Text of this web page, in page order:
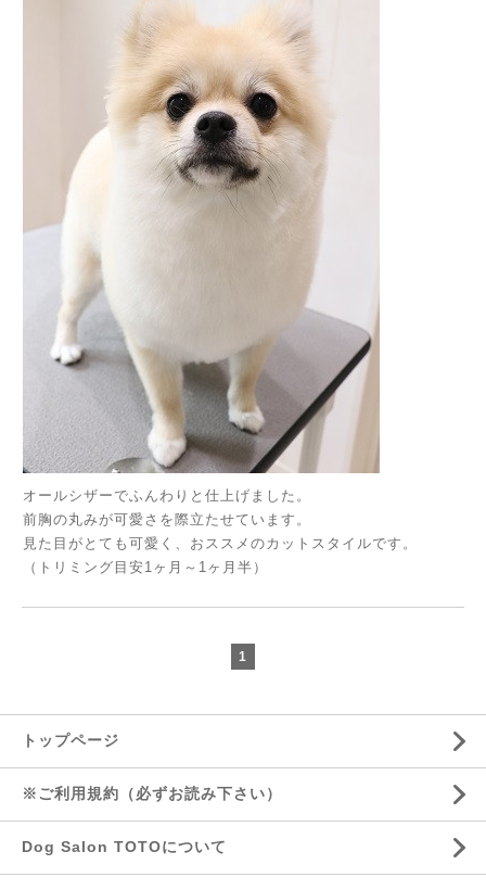
オールシザーでふんわりと仕上げました。
前胸の丸みが可愛さを際立たせています。
見た目がとても可愛く、おススメのカットスタイルです。
（トリミング目安1ヶ月～1ヶ月半）
1
トップページ
※ご利用規約（必ずお読み下さい）
Dog Salon TOTOについて